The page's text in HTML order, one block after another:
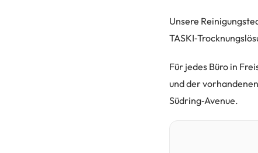
Unsere
Für jedes Büro in
und der
Südring‑Avenue.